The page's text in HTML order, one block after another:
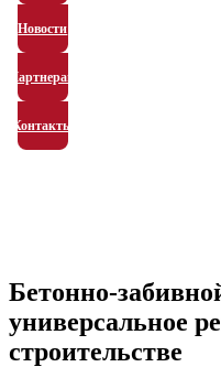
Новости
Партнерам
Контакты
Бетонно-
универсальное
строительстве